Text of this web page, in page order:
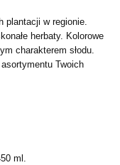
plantacji w regionie.
herbaty. Kolorowe
charakterem słodu.
Twoich
ml.